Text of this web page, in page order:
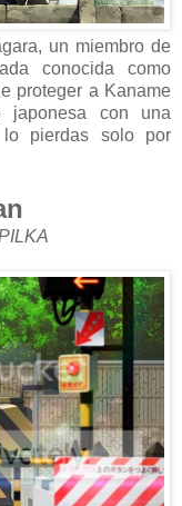
un miembro de
conocida como
proteger a Kaname
japonesa con una
pierdas solo por